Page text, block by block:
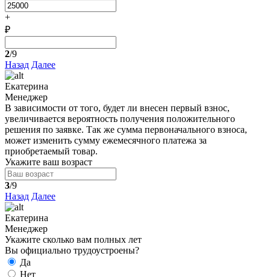
+
₽
2/9
Назад Далее
Екатерина
Менеджер
В зависимости от того, будет ли внесен первый взнос,
увеличивается вероятность получения положительного
решения по заявке. Так же сумма первоначального взноса,
может изменить сумму ежемесячного платежа за
приобретаемый товар.
Укажите ваш возраст
3/9
Назад Далее
Екатерина
Менеджер
Укажите сколько вам полных лет
Вы официально трудоустроены?
Да
Нет